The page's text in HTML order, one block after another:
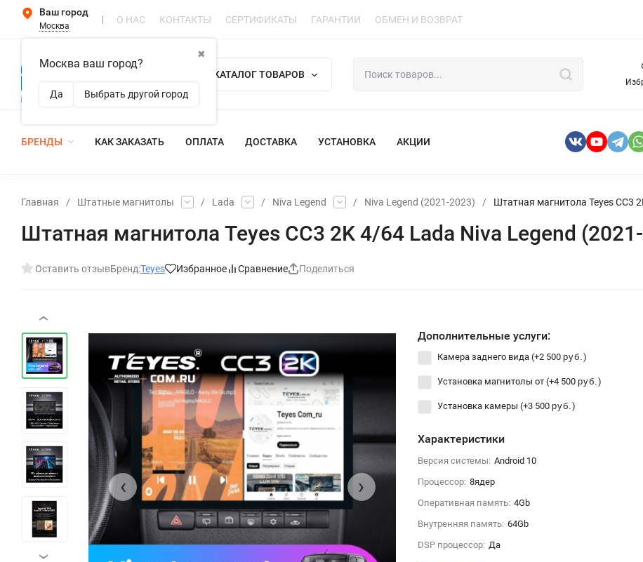
Ваш город
Москва
✖
Москва ваш город?
Да Выбрать другой город
О НАС КОНТАКТЫ СЕРТИФИКАТЫ ГАРАНТИИ ОБМЕН И ВОЗВРАТ
КАТАЛОГ ТОВАРОВ
БРЕНДЫ КАК ЗАКАЗАТЬ ОПЛАТА ДОСТАВКА УСТАНОВКА АКЦИИ
Главная / Штатные магнитолы / Lada / Niva Legend / Niva Legend (2021-2023) / Штатная магнитола Teyes CC3
Штатная магнитола Teyes CC3 2K 4/64 Lada Niva Legend
Оставить отзывБренд:Teyes Избранное Сравнение Поделиться
‹ ›
‹
›
Дополнительные услуги:
Камера заднего вида (+2 500 руб. )
Установка магнитолы от (+4 500 руб. )
Установка камеры (+3 500 руб. )
Характеристики
Версия системы: Android 10
Процессор: 8ядер
Оперативная память: 4Gb
Внутренняя память: 64Gb
DSP процессор: Да